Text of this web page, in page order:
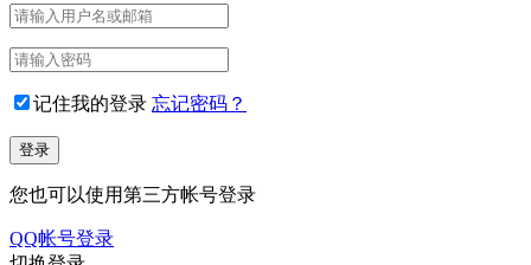
记住我的登录 忘记密码？
您也可以使用第三方帐号登录
QQ帐号登录